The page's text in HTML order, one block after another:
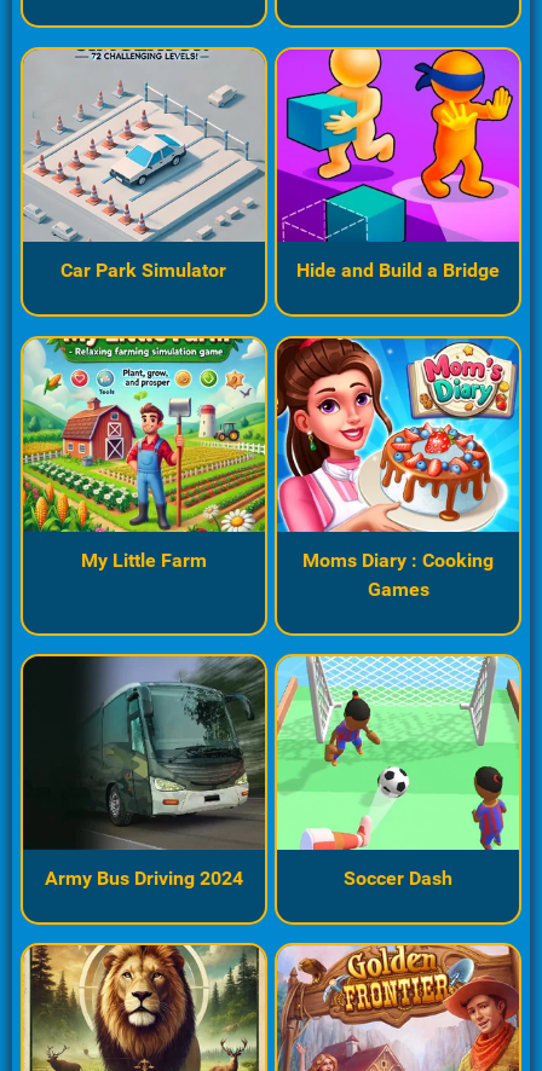
Car Park Simulator Hide and Build a Bridge
My Little Farm
Moms Diary : Cooking
Games
Army Bus Driving 2024 Soccer Dash